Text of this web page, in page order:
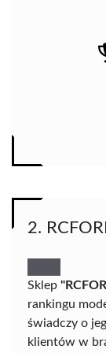
2.
Sklep
rankingu
świadczy o
klientów w